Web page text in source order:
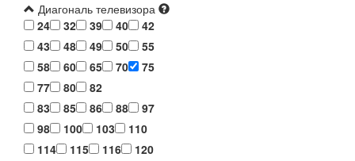
Диагональ телевизора
24
32 39 40
42
43
48 49 50
55
58
60 65 70
75
77
80
82
83
85 86 88
97
98
100 103
110
114
115 116
120